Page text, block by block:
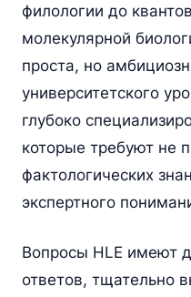
филологии до
молекулярной
проста, но
университетского
глубоко
которые требуют не
фактологических
экспертного
Вопросы HLE имеют
ответов, тщательно